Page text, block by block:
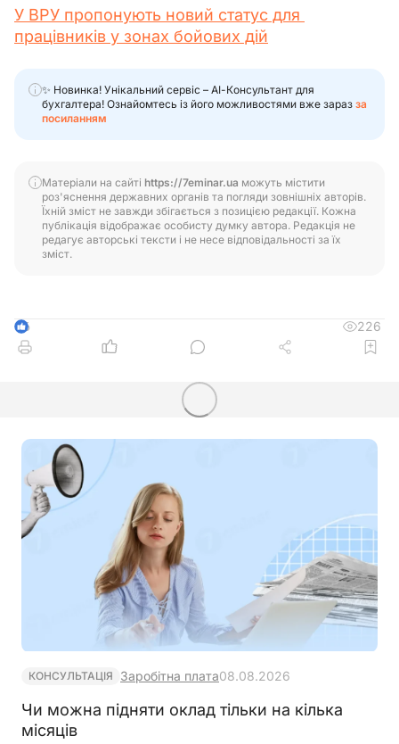
У ВРУ пропонують новий статус для
працівників у зонах бойових дій
✨ Новинка! Унікальний сервіс – АІ-Консультант для
бухгалтера! Ознайомтесь із його можливостями вже зараз за
посиланням
Матеріали на сайті https://7eminar.ua можуть містити
роз'яснення державних органів та погляди зовнішніх авторів.
Їхній зміст не завжди збігається з позицією редакції. Кожна
публікація відображає особисту думку автора. Редакція не
редагує авторські тексти і не несе відповідальності за їх
зміст.
6 226
КОНСУЛЬТАЦІЯ Заробітна плата08.08.2026
Чи можна підняти оклад тільки на кілька
місяців